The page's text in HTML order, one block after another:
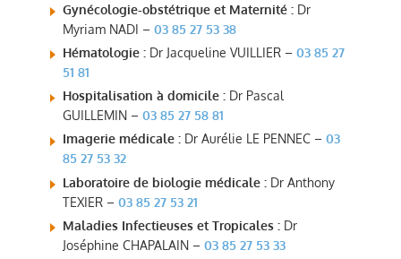
Gynécologie-obstétrique et Maternité :Dr
Myriam NADI – 03 85 27 53 38
Hématologie :Dr Jacqueline VUILLIER – 03 85 27
51 81
Hospitalisation à domicile :Dr Pascal
GUILLEMIN – 03 85 27 58 81
Imagerie médicale :Dr Aurélie LE PENNEC – 03
85 27 53 32
Laboratoire de biologie médicale :Dr Anthony
TEXIER – 03 85 27 53 21
Maladies Infectieuses et Tropicales :Dr
Joséphine CHAPALAIN – 03 85 27 53 33